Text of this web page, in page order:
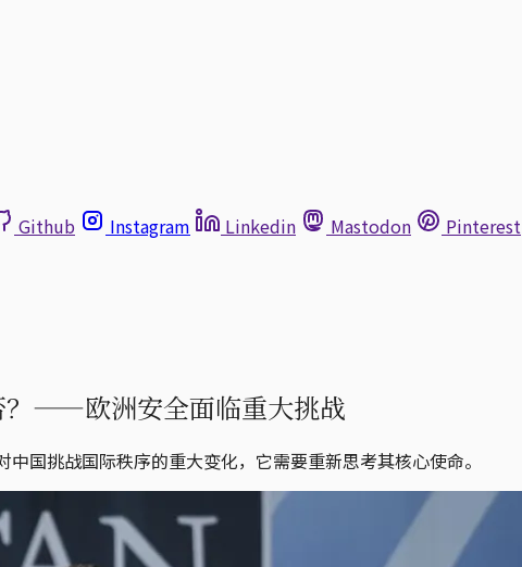
Github Instagram Linkedin Mastodon Pinterest
？——欧洲安全面临重大挑战
国挑战国际秩序的重大变化，它需要重新思考其核心使命。